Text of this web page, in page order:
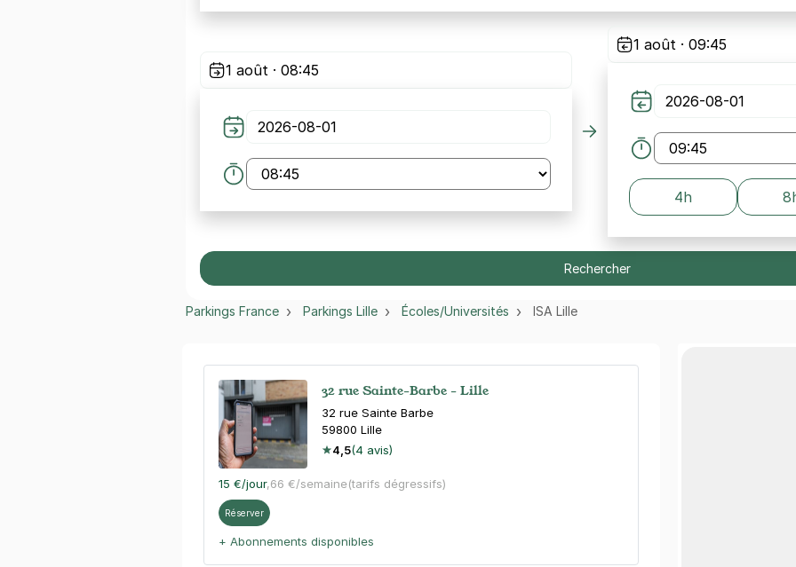
1 août · 08:45
1 août · 09:45
4h
Rechercher
Parkings France Parkings Lille Écoles/Universités ISA Lille
32 rue Sainte-Barbe - Lille
32 rue Sainte Barbe
59800 Lille
4,5(4 avis)
15 €/jour,66 €/semaine(tarifs dégressifs)
Réserver
+ Abonnements disponibles